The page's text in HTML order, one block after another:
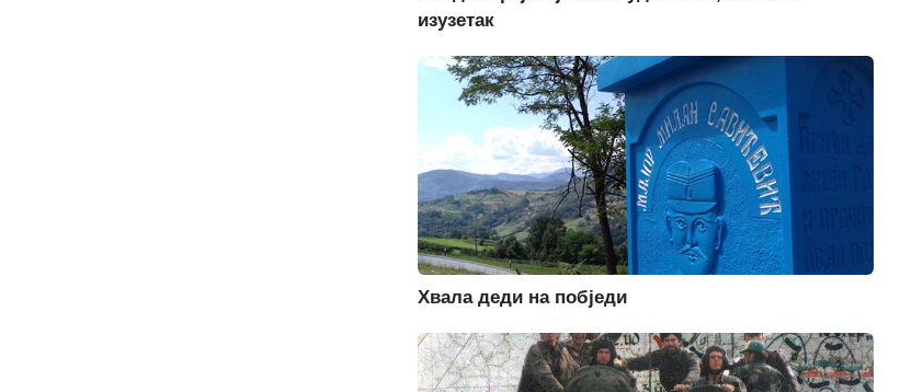
изузетак
Хвала деди на побједи